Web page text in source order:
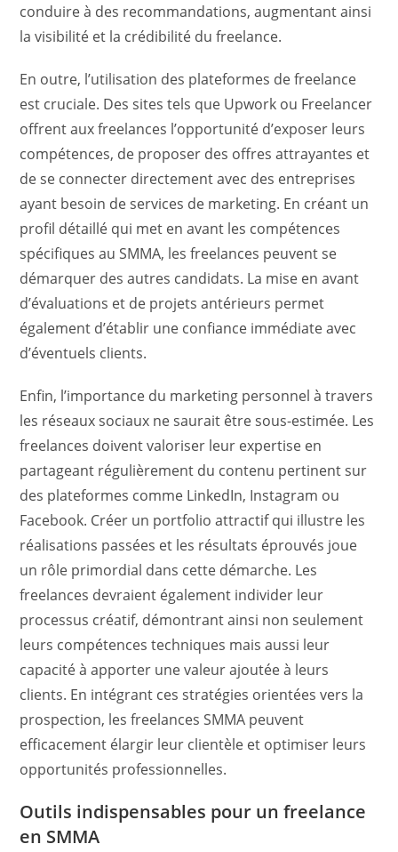
conduire à des recommandations, augmentant ainsi
la visibilité et la crédibilité du freelance.
En outre, l’utilisation des plateformes de freelance
est cruciale. Des sites tels que Upwork ou Freelancer
offrent aux freelances l’opportunité d’exposer leurs
compétences, de proposer des offres attrayantes et
de se connecter directement avec des entreprises
ayant besoin de services de marketing. En créant un
profil détaillé qui met en avant les compétences
spécifiques au SMMA, les freelances peuvent se
démarquer des autres candidats. La mise en avant
d’évaluations et de projets antérieurs permet
également d’établir une confiance immédiate avec
d’éventuels clients.
Enfin, l’importance du marketing personnel à travers
les réseaux sociaux ne saurait être sous-estimée. Les
freelances doivent valoriser leur expertise en
partageant régulièrement du contenu pertinent sur
des plateformes comme LinkedIn, Instagram ou
Facebook. Créer un portfolio attractif qui illustre les
réalisations passées et les résultats éprouvés joue
un rôle primordial dans cette démarche. Les
freelances devraient également individer leur
processus créatif, démontrant ainsi non seulement
leurs compétences techniques mais aussi leur
capacité à apporter une valeur ajoutée à leurs
clients. En intégrant ces stratégies orientées vers la
prospection, les freelances SMMA peuvent
efficacement élargir leur clientèle et optimiser leurs
opportunités professionnelles.
Outils indispensables pour un freelance
en SMMA